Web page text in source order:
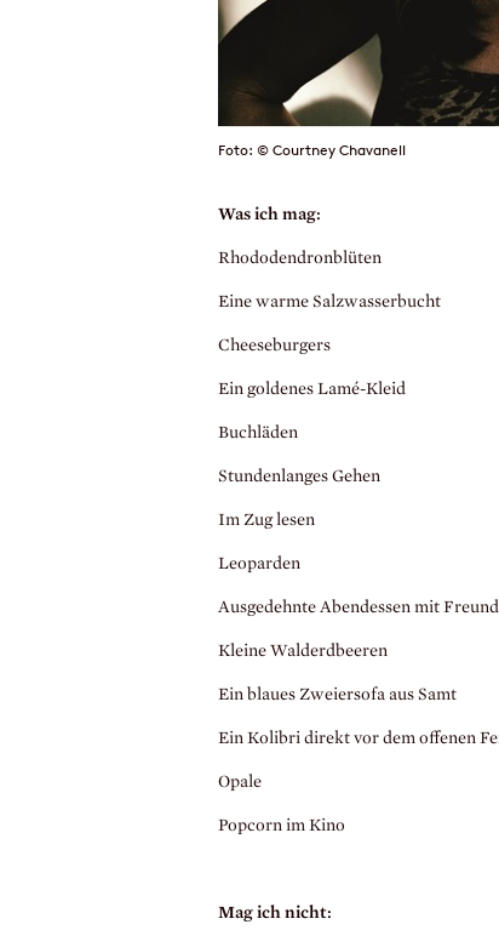
Foto: © Courtney Chavanell
Was ich mag:
Rhododendronblüten
Eine warme Salzwasserbucht
Cheeseburgers
Ein goldenes Lamé-Kleid
Buchläden
Stundenlanges Gehen
Im Zug lesen
Leoparden
Ausgedehnte Abendessen mit
Kleine Walderdbeeren
Ein blaues Zweiersofa aus Samt
Ein Kolibri direkt vor dem offenen
Opale
Popcorn im Kino
Mag ich nicht: